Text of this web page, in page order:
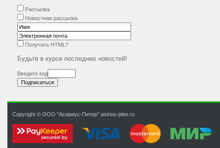
Рассылка
Новостная рассылка
Получать HTML?
Будьте в курсе последних новостей!
Введите код
Copyright © ООО "Асириус-Питер" asirius-piter.ru